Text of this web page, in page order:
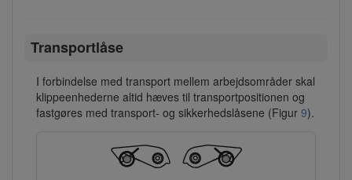
Transportlåse
I forbindelse med transport mellem arbejdsområder skal
klippeenhederne altid hæves til transportpositionen og
fastgøres med transport- og sikkerhedslåsene (Figur 9).